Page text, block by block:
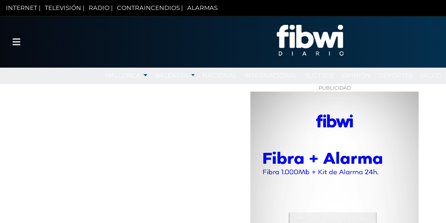
INTERNET | TELEVISIÓN | RADIO | CONTRAINCENDIOS | ALARMAS